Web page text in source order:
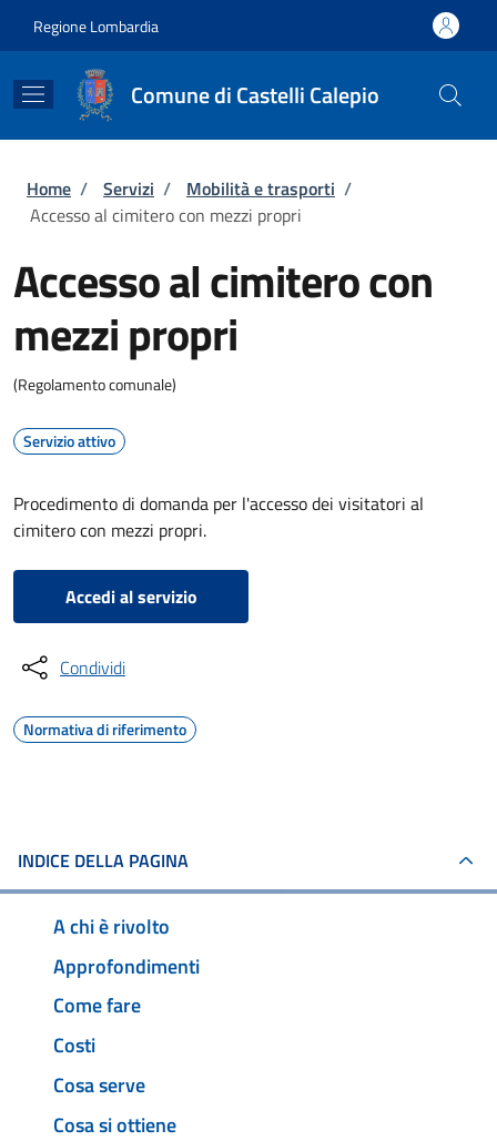
Regione Lombardia
Comune di Castelli Calepio
Briciole di pane
Home / Servizi / Mobilità e trasporti /
Accesso al cimitero con mezzi propri
Accesso al cimitero con
mezzi propri
(Regolamento comunale)
Servizio attivo
Procedimento di domanda per l'accesso dei visitatori al
cimitero con mezzi propri.
Accedi al servizio
Condividi
Normativa di riferimento
INDICE DELLA PAGINA
A chi è rivolto
Approfondimenti
Come fare
Costi
Cosa serve
Cosa si ottiene